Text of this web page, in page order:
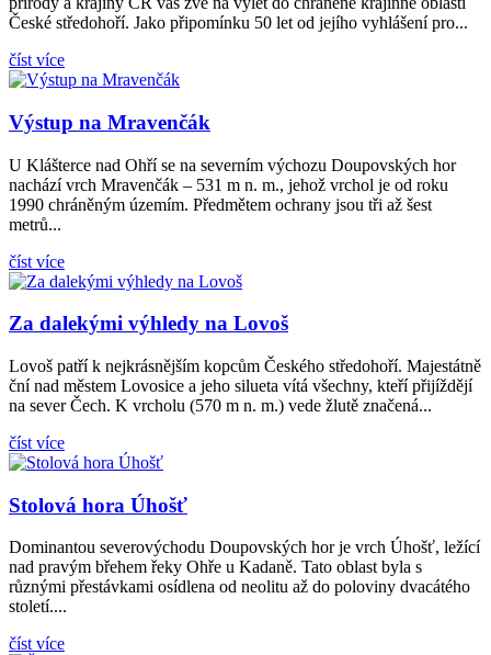
České středohoří. Jako připomínku 50 let od jejího vyhlášení pro...
číst více
Výstup na Mravenčák
U Klášterce nad Ohří se na severním výchozu Doupovských hor
nachází vrch Mravenčák – 531 m n. m., jehož vrchol je od roku
1990 chráněným územím. Předmětem ochrany jsou tři až šest
metrů...
číst více
Za dalekými výhledy na Lovoš
Lovoš patří k nejkrásnějším kopcům Českého středohoří. Majestátně
ční nad městem Lovosice a jeho silueta vítá všechny, kteří přijíždějí
na sever Čech. K vrcholu (570 m n. m.) vede žlutě značená...
číst více
Stolová hora Úhošť
Dominantou severovýchodu Doupovských hor je vrch Úhošť, ležící
nad pravým břehem řeky Ohře u Kadaně. Tato oblast byla s
různými přestávkami osídlena od neolitu až do poloviny dvacátého
století....
číst více